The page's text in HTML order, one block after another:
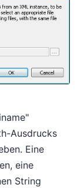
Ausdrucks
Eine
eine
String